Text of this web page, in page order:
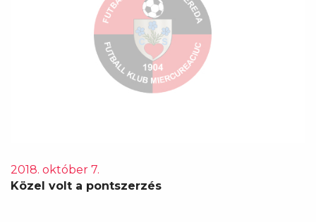
2018. október 7.
Közel volt a pontszerzés